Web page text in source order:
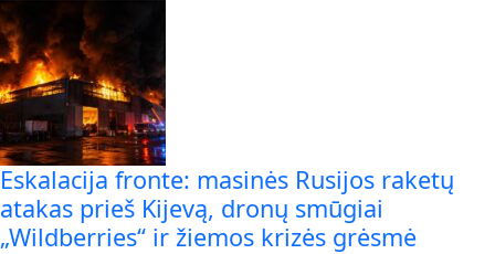
Eskalacija fronte: masinės Rusijos raketų
atakas prieš Kijevą, dronų smūgiai
„Wildberries“ ir žiemos krizės grėsmė